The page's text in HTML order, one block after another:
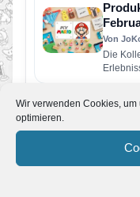
Wir verwenden Cookies,
optimieren.
Von
Die
Super
Zu den